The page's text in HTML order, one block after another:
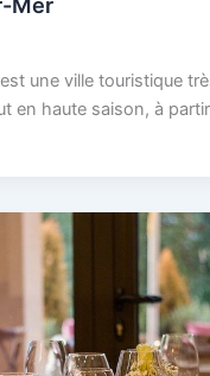
une ville touristique
en haute saison, à